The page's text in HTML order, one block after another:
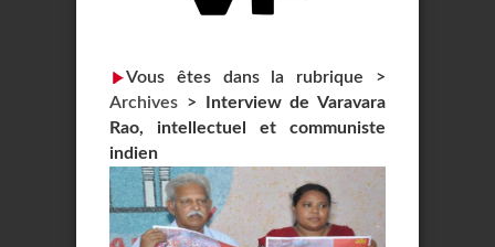
Vous êtes dans la rubrique >
Archives >
Interview de Varavara
Rao, intellectuel et communiste
indien